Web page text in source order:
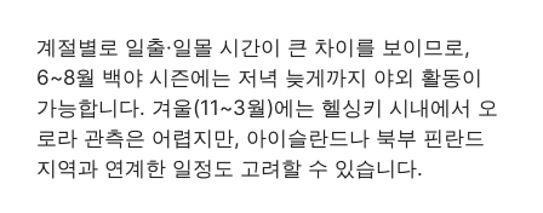
계절별로 일출·일몰 시간이 큰 차이를 보이므로,
6~8월 백야 시즌에는 저녁 늦게까지 야외 활동이
가능합니다. 겨울(11~3월)에는 헬싱키 시내에서 오
로라 관측은 어렵지만, 아이슬란드나 북부 핀란드
지역과 연계한 일정도 고려할 수 있습니다.